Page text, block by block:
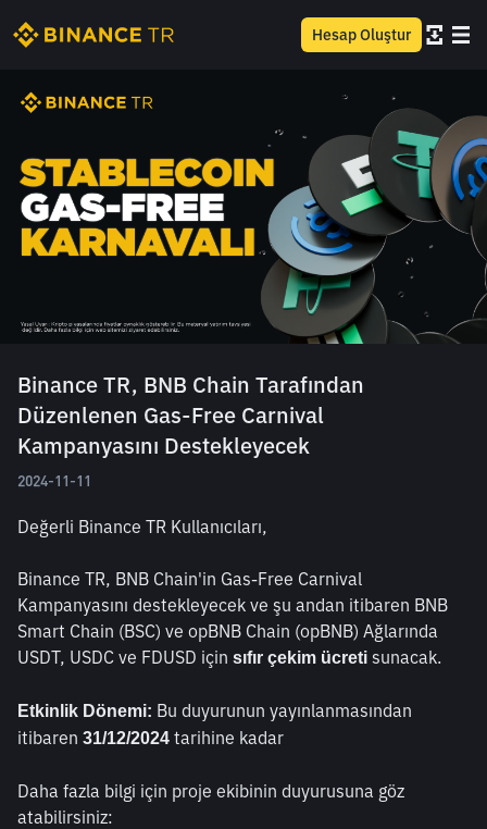
Hesap Oluştur
Binance TR, BNB Chain Tarafından
Düzenlenen Gas-Free Carnival
Kampanyasını Destekleyecek
2024-11-11
Değerli Binance TR Kullanıcıları,
Binance TR, BNB Chain'in Gas-Free Carnival
Kampanyasını destekleyecek ve şu andan itibaren BNB
Smart Chain (BSC) ve opBNB Chain (opBNB) Ağlarında
USDT, USDC ve FDUSD için sıfır çekim ücreti sunacak.
Etkinlik Dönemi: Bu duyurunun yayınlanmasından
itibaren 31/12/2024 tarihine kadar
Daha fazla bilgi için proje ekibinin duyurusuna göz
atabilirsiniz: